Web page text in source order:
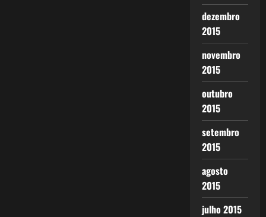
dezembro
2015
novembro
2015
outubro
2015
setembro
2015
agosto
2015
julho 2015